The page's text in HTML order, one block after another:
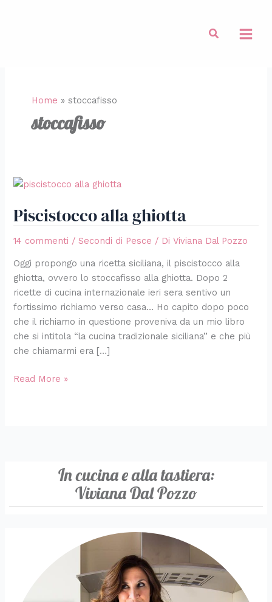
Cerca
Home » stoccafisso
stoccafisso
Piscistocco alla ghiotta
14 commenti /Secondi di Pesce / DiViviana Dal Pozzo
Oggi propongo una ricetta siciliana, il piscistocco alla
ghiotta, ovvero lo stoccafisso alla ghiotta. Dopo 2
ricette di cucina internazionale ieri sera sentivo un
fortissimo richiamo verso casa… Ho capito dopo poco
che il richiamo in questione proveniva da un mio libro
che si intitola “la cucina tradizionale siciliana” e che più
che chiamarmi era […]
Piscistocco
ghiotta
Read More »
In cucina e alla tastiera:
Viviana Dal Pozzo